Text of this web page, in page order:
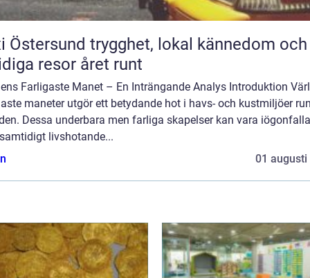
trygghet, lokal kännedom och
resor året runt
Farligaste Manet – En Inträngande Analys Introduktion
maneter utgör ett betydande hot i havs- och kustmiljöer
Dessa underbara men farliga skapelser kan vara
livshotande...
01 augusti